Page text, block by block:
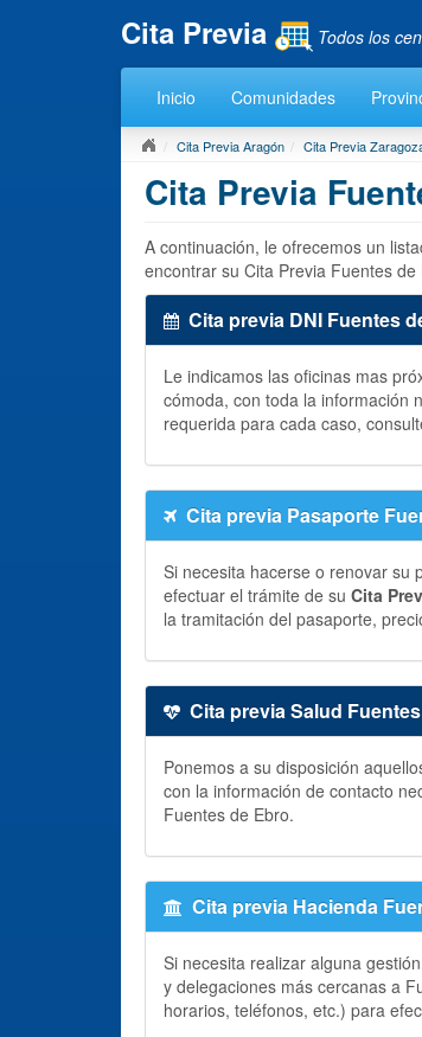
Cita Previa Todos los
Inicio Comunidades
Cita Previa Aragón Cita Previa
Cita Previa
A continuación, le ofrecemos un
encontrar su Cita Previa Fuentes
Cita previa DNI Fuentes
Le indicamos las oficinas mas
cómoda, con toda la información
requerida para cada caso,
Cita previa Pasaporte
Si necesita hacerse o renovar su
efectuar el trámite de su Cita
la tramitación del pasaporte,
Cita previa Salud
Ponemos a su disposición
con la información de contacto
Fuentes de Ebro.
Cita previa Hacienda
Si necesita realizar alguna
y delegaciones más cercanas a
horarios, teléfonos, etc.) para